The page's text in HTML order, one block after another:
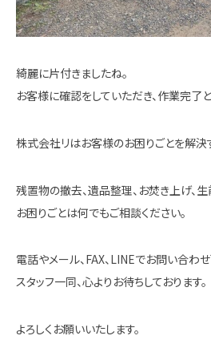
綺麗に片付きましたね。
お客様に確認をしていただき、作業完了と
株式会社リはお客様のお困りごとを解決
残置物の撤去、遺品整理、お焚き上げ、生
お困りごとは何でもご相談ください。
電話やメール、FAX、LINEでお問い合わせ
スタッフ一同、心よりお待ちしております。
よろしくお願いいたします。